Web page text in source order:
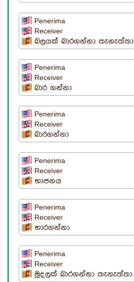
Penerima
Receiver
බලයක් බාරගන්නා තැනැත්තා
Penerima
Receiver
බාර ගන්නා
Penerima
Receiver
බාරගන්නා
Penerima
Receiver
භාජනය
Penerima
Receiver
භාරගන්නා
Penerima
Receiver
මුදලක් බාරගන්නා තැනැත්තා